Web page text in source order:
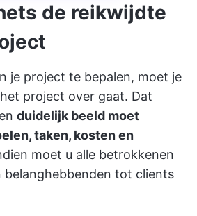
de reikwijdte
je project te bepalen, moet je
project over gaat. Dat
duidelijk beeld moet
taken, kosten en
moet u alle betrokkenen
belanghebbenden tot clients